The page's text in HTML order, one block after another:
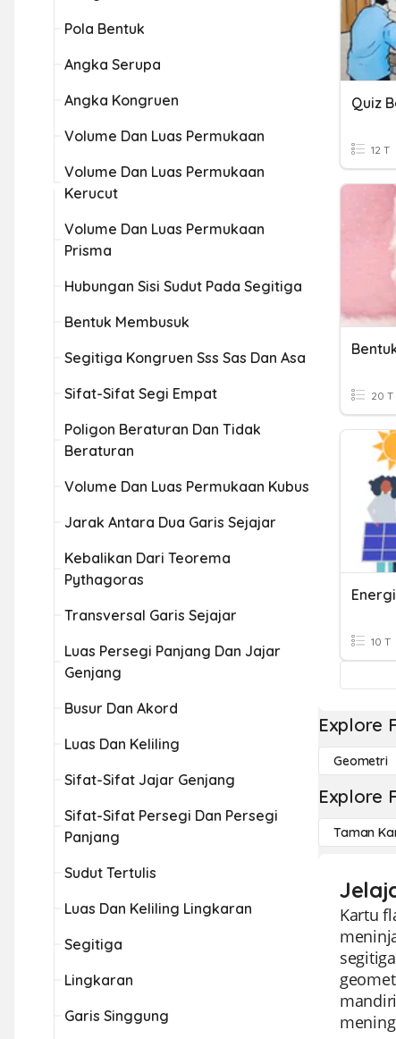
Pola Bentuk
Angka Serupa
Angka Kongruen
Volume Dan Luas Permukaan
Volume Dan Luas Permukaan
Kerucut
Volume Dan Luas Permukaan
Prisma
Hubungan Sisi Sudut Pada Segitiga
Bentuk Membusuk
Segitiga Kongruen Sss Sas Dan Asa
Sifat-Sifat Segi Empat
Poligon Beraturan Dan Tidak
Beraturan
Volume Dan Luas Permukaan Kubus
Jarak Antara Dua Garis Sejajar
Kebalikan Dari Teorema
Pythagoras
Transversal Garis Sejajar
Luas Persegi Panjang Dan Jajar
Genjang
Busur Dan Akord
Luas Dan Keliling
Sifat-Sifat Jajar Genjang
Sifat-Sifat Persegi Dan Persegi
Panjang
Sudut Tertulis
Luas Dan Keliling Lingkaran
Segitiga
Lingkaran
Garis Singgung
12 T
20 T
10 T
Explore
Geometri
Explore
Taman
Kartu